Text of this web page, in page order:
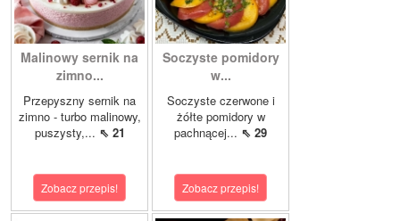
Malinowy sernik na
zimno...
Przepyszny sernik na
zimno - turbo malinowy,
puszysty,... ⇖ 21
Zobacz przepis!
Soczyste pomidory
w...
Soczyste czerwone i
żółte pomidory w
pachnącej... ⇖ 29
Zobacz przepis!